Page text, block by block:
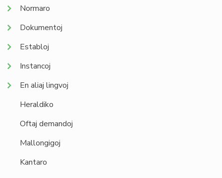
Normaro
Dokumentoj
Establoj
Instancoj
En aliaj lingvoj
Heraldiko
Oftaj demandoj
Mallongigoj
Kantaro